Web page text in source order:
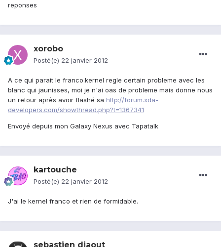
reponses
xorobo
Posté(e) 22 janvier 2012
A ce qui parait le franco.kernel regle certain probleme avec les
blanc qui jaunisses, moi je n'ai oas de probleme mais donne nous
un retour après avoir flashé sa http://forum.xda-
developers.com/showthread.php?t=1367341
Envoyé depuis mon Galaxy Nexus avec Tapatalk
kartouche
Posté(e) 22 janvier 2012
J'ai le kernel franco et rien de formidable.
sebastien djaout